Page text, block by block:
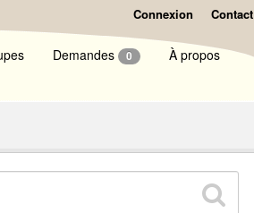
Connexion Contact
Demandes 0 À propos